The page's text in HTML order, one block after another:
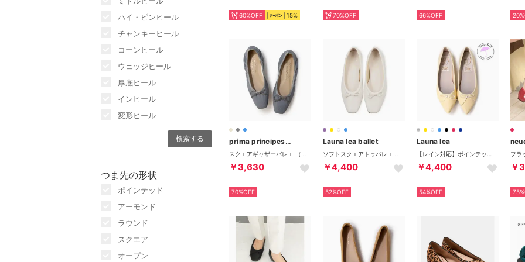
ハイ・ピンヒール
チャンキーヒール
コーンヒール
ウェッジヒール
厚底ヒール
インヒール
変形ヒール
つま先の形状
ポインテッド
アーモンド
ラウンド
スクエア
オープン
60%OFF 15% 70%OFF 66%OFF
prima principessa
￥3,630
70%OFF
Launa lea ballet
￥4,400
52%OFF
Launa lea
￥4,400
54%OFF
￥